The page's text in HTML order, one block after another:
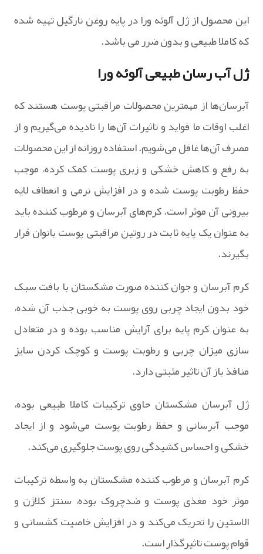
این محصول از ژل آلوئه ورا در پایه روغن نارگیل تهیه شده
که کاملا طبیعی و بدون ضرر می باشد.
ژل آب رسان طبیعی آلوئه ورا
آبرسان‌ها از مهمترین محصولات مراقبتی پوست هستند که
اغلب اوقات ما فواید و تاثیرات آن‌ها را نادیده می‌گیریم و از
مصرف آن‌ها غافل می‌شویم. استفاده روزانه از این محصولات
به رفع و کاهش خشکی و زبری پوست کمک کرده، موجب
حفظ رطوبت پوست شده و در افزایش نرمی و انعطاف لایه
بیرونی آن موثر است. کرم‌های آبرسان و مرطوب کننده باید
به عنوان یک پایه ثابت در روتین مراقبتی پوست بانوان قرار
بگیرند.
کرم آبرسان و جوان کننده صورت مشکستان با بافت سبک
خود بدون ایجاد چربی روی پوست به خوبی جذب آن شده،
به عنوان کرم پایه برای آرایش مناسب بوده و در متعادل
سازی میزان چربی و رطوبت پوست و کوچک کردن سایز
منافذ باز آن تاثیر مثبتی دارد.
ژل آبرسان مشکستان حاوی ترکیبات کاملا طبیعی بوده،
موجب آبرسانی و حفظ رطوبت پوست می‌شود و از ایجاد
خشکی و احساس کشیدگی روی پوست جلوگیری می‌کند.
کرم آبرسان و مرطوب کننده مشکستان به واسطه ترکیبات
موثر خود مغذی پوست و ضدچروک بوده، سنتز کلاژن و
الاستین را تحریک می‌کند و در افزایش خاصیت کشسانی و
قوام پوست تاثیرگذار است.